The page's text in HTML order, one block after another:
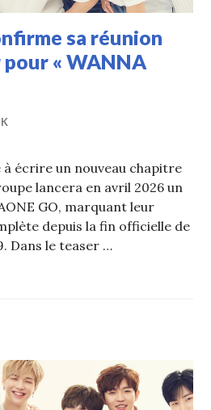
sa réunion
« WANNA
à écrire un nouveau chapitre
lancera en avril 2026 un
GO, marquant leur
depuis la fin officielle de
Dans le teaser …
One confirme sa réunion